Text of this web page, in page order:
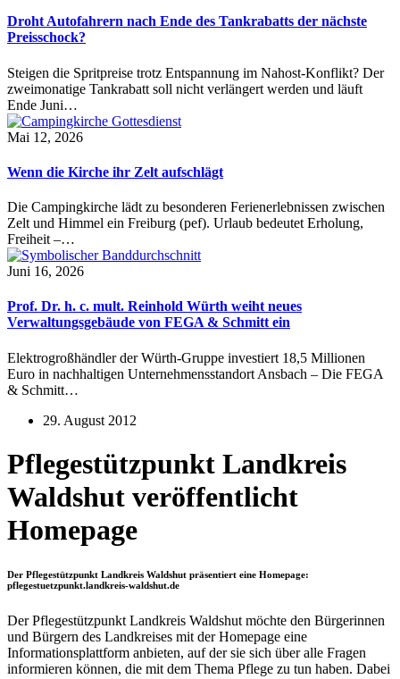
Droht Autofahrern nach Ende des Tankrabatts der nächste
Preisschock?
Steigen die Spritpreise trotz Entspannung im Nahost-Konflikt? Der
zweimonatige Tankrabatt soll nicht verlängert werden und läuft
Ende Juni…
Mai 12, 2026
Wenn die Kirche ihr Zelt aufschlägt
Die Campingkirche lädt zu besonderen Ferienerlebnissen zwischen
Zelt und Himmel ein Freiburg (pef). Urlaub bedeutet Erholung,
Freiheit –…
Juni 16, 2026
Prof. Dr. h. c. mult. Reinhold Würth weiht neues
Verwaltungsgebäude von FEGA & Schmitt ein
Elektrogroßhändler der Würth-Gruppe investiert 18,5 Millionen
Euro in nachhaltigen Unternehmensstandort Ansbach – Die FEGA
& Schmitt…
29. August 2012
Pflegestützpunkt Landkreis
Waldshut veröffentlicht
Homepage
Der Pflegestützpunkt Landkreis Waldshut präsentiert eine Homepage:
pflegestuetzpunkt.landkreis-waldshut.de
Der Pflegestützpunkt Landkreis Waldshut möchte den Bürgerinnen
und Bürgern des Landkreises mit der Homepage eine
Informationsplattform anbieten, auf der sie sich über alle Fragen
informieren können, die mit dem Thema Pflege zu tun haben. Dabei